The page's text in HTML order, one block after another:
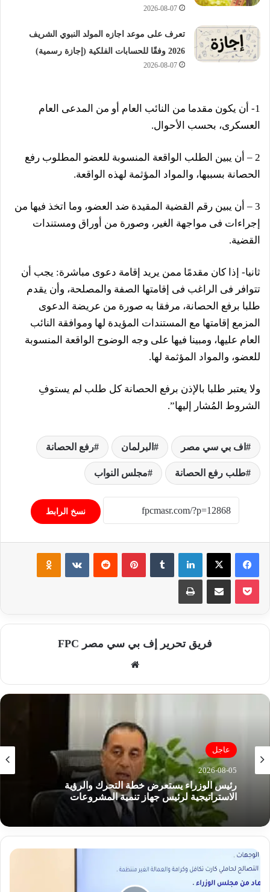
2026-08-07
تعرف على موعد اجازه المولد النبوي الشريف
2026 وفقًا للحسابات الفلكية (إجازة رسمية)
2026-08-07
1- أن يكون مقدما من النائب العام أو من المدعى العام
العسكرى، بحسب الأحوال.
2 – أن يبين الطلب الواقعة المنسوبة للعضو المطلوب رفع
الحصانة بسببها، والمواد المؤثمة لهذه الواقعة.
3 – أن يبين رقم القضية المقيدة ضد العضو، وما اتخذ فيها من
إجراءات فى مواجهة الغير، وصورة من أوراق ومستندات
القضية.
ثانيا- إذا كان مقدمًا ممن يريد إقامة دعوى مباشرة: يجب أن
تتوافر فى الراغب فى إقامتها الصفة والمصلحة، وأن يقدم
طلبا برفع الحصانة، مرفقا به صورة من عريضة الدعوى
المزمع إقامتها مع المستندات المؤيدة لها وموافقة النائب
العام عليها، ومبينا فيها على وجه الوضوح الواقعة المنسوبة
للعضو، والمواد المؤثمة لها.
ولا يعتبر طلبا بالإذن برفع الحصانة كل طلب لم يستوفِ
الشروط المُشار إليها”.
اف بي سي مصر البرلمان رفع الحصانة
طلب رفع الحصانة مجلس النواب
نسخ الرابط
فيسبوك ‫X لينكدإن بينتيريست
فريق تحرير إف بي سي مصر FPC
الوي
عاجل
2026-08-05
رئيس الوزراء يستعرض خطة التحرك والرؤية
الاستراتيجية لرئيس جهاز تنمية المشروعات
م
ن
ا